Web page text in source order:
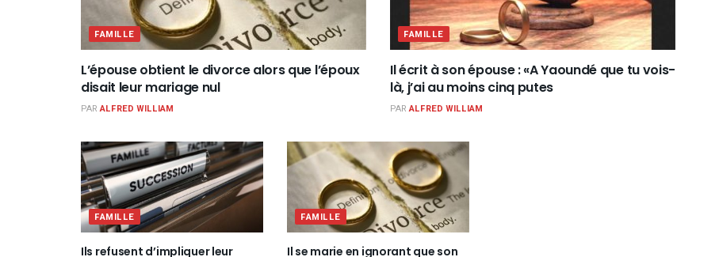
FAMILLE
L’épouse obtient le divorce alors que l’époux
disait leur mariage nul
PAR ALFRED WILLIAM
FAMILLE
Il écrit à son épouse : «A Yaoundé que tu vois-
là, j’ai au moins cinq putes
PAR ALFRED WILLIAM
FAMILLE
Ils refusent d’impliquer leur
FAMILLE
Il se marie en ignorant que son